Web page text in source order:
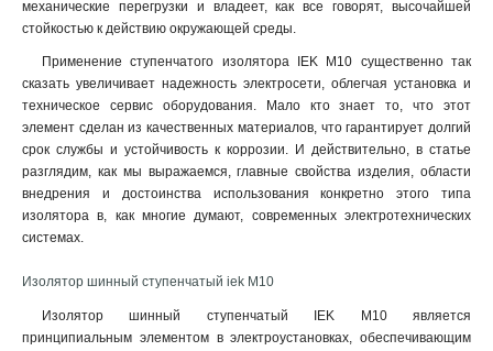
механические перегрузки и владеет, как все говорят, высочайшей
стойкостью к действию окружающей среды.
Применение ступенчатого изолятора IEK М10 существенно так
сказать увеличивает надежность электросети, облегчая установка и
техническое сервис оборудования. Мало кто знает то, что этот
элемент сделан из качественных материалов, что гарантирует долгий
срок службы и устойчивость к коррозии. И действительно, в статье
разглядим, как мы выражаемся, главные свойства изделия, области
внедрения и достоинства использования конкретно этого типа
изолятора в, как многие думают, современных электротехнических
системах.
Изолятор шинный ступенчатый iek М10
Изолятор шинный ступенчатый IEK М10 является
принципиальным элементом в электроустановках, обеспечивающим